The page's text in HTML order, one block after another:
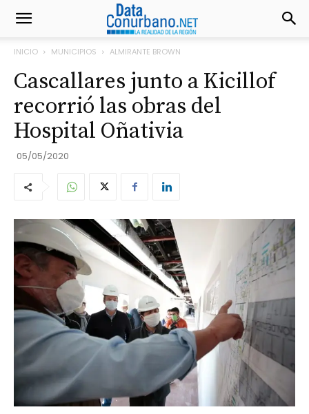
INICIO MUNICIPIOS ALMIRANTE BROWN
Cascallares junto a Kicillof
recorrió las obras del
Hospital Oñativia
05/05/2020